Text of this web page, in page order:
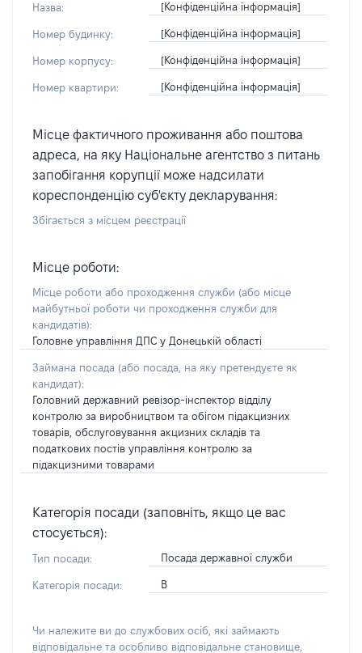
Назва: [Конфіденційна інформація]
Номер будинку: [Конфіденційна інформація]
Номер корпусу: [Конфіденційна інформація]
Номер квартири: [Конфіденційна інформація]
Місце фактичного проживання або поштова
адреса, на яку Національне агентство з питань
запобігання корупції може надсилати
кореспонденцію суб'єкту декларування:
Збігається з місцем реєстрації
Місце роботи:
Місце роботи або проходження служби (або місце
майбутньої роботи чи проходження служби для
кандидатів):
Головне управління ДПС у Донецькій області
Займана посада (або посада, на яку претендуєте як
кандидат):
Головний державний ревізор-інспектор відділу
контролю за виробництвом та обігом підакцизних
товарів, обслуговування акцизних складів та
податкових постів управління контролю за
підакцизними товарами
Категорія посади (заповніть, якщо це вас
стосується):
Тип посади: Посада державної служби
Категорія посади: В
Чи належите ви до службових осіб, які займають
відповідальне та особливо відповідальне становище,